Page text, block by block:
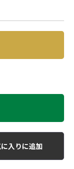
入りに追加